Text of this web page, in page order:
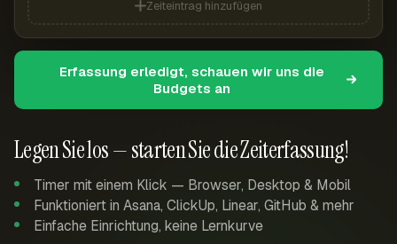
Legen Sie los — starten Sie die Zeiterfassung!
Timer mit einem Klick — Browser, Desktop & Mobil
Funktioniert in Asana, ClickUp, Linear, GitHub & mehr
Einfache Einrichtung, keine Lernkurve
Zeiteintrag hinzufügen
Erfassung erledigt, schauen wir uns die
Budgets an